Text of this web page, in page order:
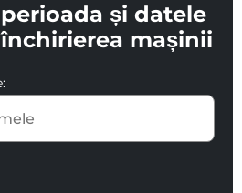
și datele
mașinii